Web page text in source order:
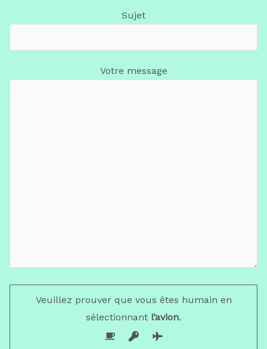
Sujet
Votre message
Veuillez prouver que vous êtes humain en
sélectionnant l’avion.